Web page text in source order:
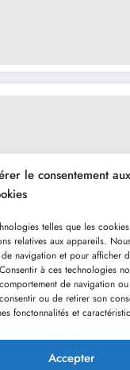
le consentement aux
telles que les
relatives aux appareils.
de navigation et pour afficher
à ces technologies
de navigation
ou de retirer son
fonctonnalités et
Accepter